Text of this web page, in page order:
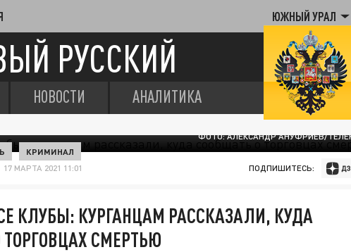
ЮЖНЫЙ УРАЛ
РУССКИЙ
НОВОСТИ АНАЛИТИКА
ФОТО: АЛЕКСАНДР АНУФРИЕВ/
КРИМИНАЛ
17 МАРТА 2021 11:01 ПОДПИШИТЕСЬ:
КЛУБЫ: КУРГАНЦАМ РАССКАЗАЛИ, КУДА
СМЕРТЬЮ